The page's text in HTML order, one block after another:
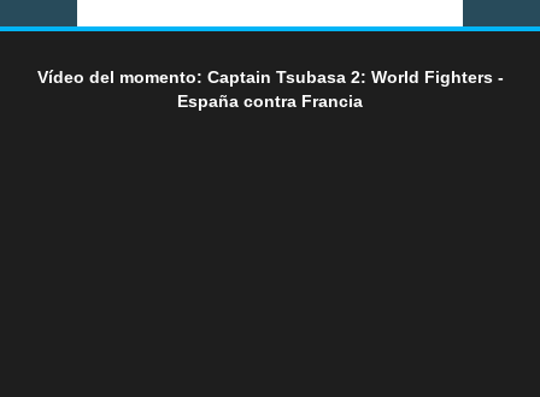
Vídeo del momento: Captain Tsubasa 2: World Fighters -
España contra Francia